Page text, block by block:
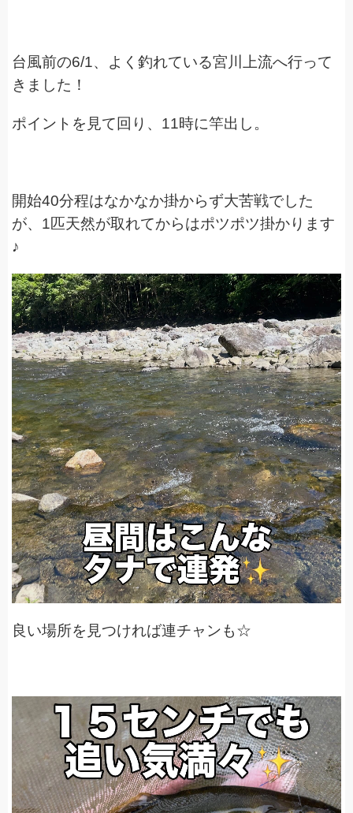
台風前の6/1、よく釣れている宮川上流へ行って
きました！
ポイントを見て回り、11時に竿出し。
開始40分程はなかなか掛からず大苦戦でした
が、1匹天然が取れてからはポツポツ掛かります
♪
良い場所を見つければ連チャンも☆